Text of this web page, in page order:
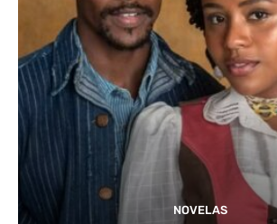
NOVELAS